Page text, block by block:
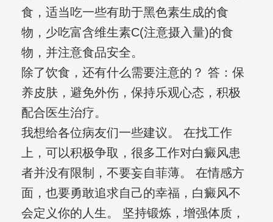
食，适当吃一些有助于黑色素生成的食
物，少吃富含维生素C(注意摄入量)的食
物，并注意食品安全。
除了饮食，还有什么需要注意的？ 答：保
养皮肤，避免外伤，保持乐观心态，积极
配合医生治疗。
我想给各位病友们一些建议。 在找工作
上，可以积极争取，很多工作对白癜风患
者并没有限制，不要妄自菲薄。 在情感方
面，也要勇敢追求自己的幸福，白癜风不
会定义你的人生。 坚持锻炼，增强体质，